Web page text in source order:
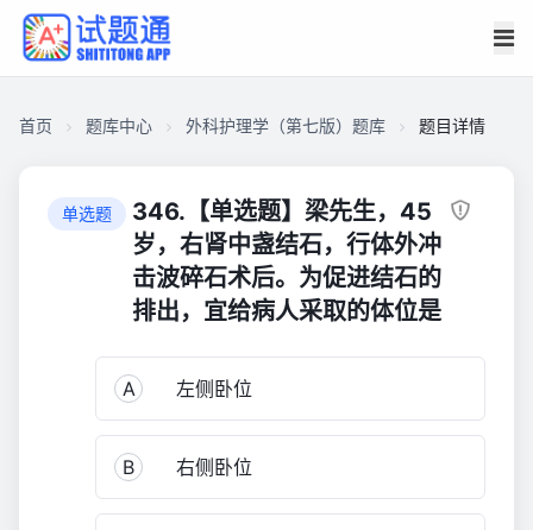
首页 题库中心 外科护理学（第七版）题库 题目详情
单选题
346.【单选题】梁先生，45
岁，右肾中盏结石，行体外冲
击波碎石术后。为促进结石的
排出，宜给病人采取的体位是
A 左侧卧位
B 右侧卧位